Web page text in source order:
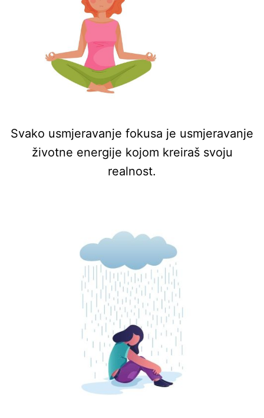
Svako usmjeravanje fokusa je usmjeravanje
životne energije kojom kreiraš svoju
realnost.